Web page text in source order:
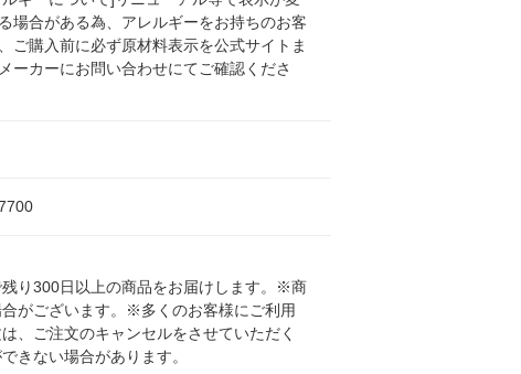
場合がある為、アレルギーをお持ちのお客
ご購入前に必ず原材料表示を公式サイトま
ーカーにお問い合わせにてご確認くださ
り300日以上の商品をお届けします。※商
がございます。※多くのお客様にご利用
、ご注文のキャンセルをさせていただく
きない場合があります。